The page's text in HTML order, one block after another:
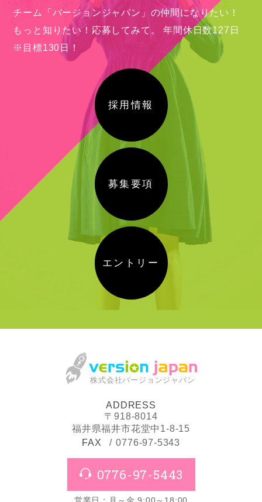
チーム「バージョンジャパン」の仲間になりたい！
もっと知りたい！応募してみて。
年間休日数127日
※目標130日！
採用情報
募集要項
エントリー
株式会社バージョンジャパン
ADDRESS
〒918-8014
福井県福井市花堂中1-8-15
FAX
0776-97-5343
0776-97-5443